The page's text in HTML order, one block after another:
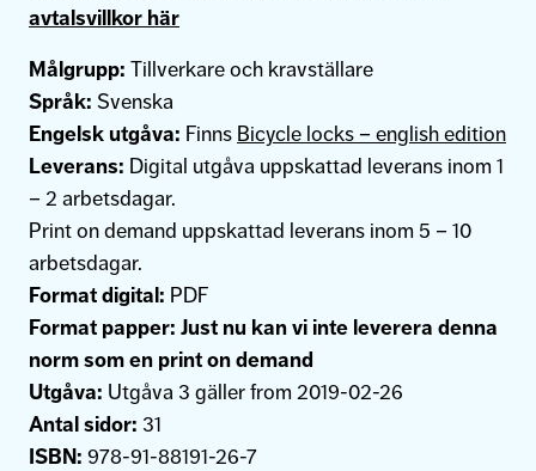
avtalsvillkor här
Målgrupp: Tillverkare och kravställare
Språk: Svenska
Engelsk utgåva: Finns Bicycle locks – english edition
Leverans: Digital utgåva uppskattad leverans inom 1
– 2 arbetsdagar.
Print on demand uppskattad leverans inom 5 – 10
arbetsdagar.
Format digital: PDF
Format papper: Just nu kan vi inte leverera denna
norm som en print on demand
Utgåva: Utgåva 3 gäller from 2019-02-26
Antal sidor: 31
ISBN: 978-91-88191-26-7